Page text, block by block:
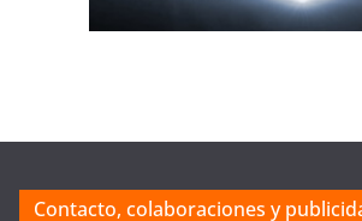
Contacto, colaboraciones y